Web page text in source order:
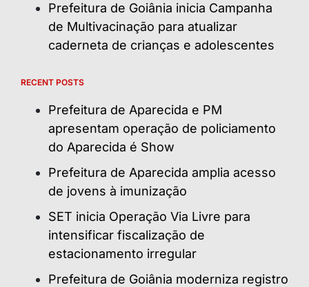
Prefeitura de Goiânia inicia Campanha
de Multivacinação para atualizar
caderneta de crianças e adolescentes
RECENT POSTS
Prefeitura de Aparecida e PM
apresentam operação de policiamento
do Aparecida é Show
Prefeitura de Aparecida amplia acesso
de jovens à imunização
SET inicia Operação Via Livre para
intensificar fiscalização de
estacionamento irregular
Prefeitura de Goiânia moderniza registro